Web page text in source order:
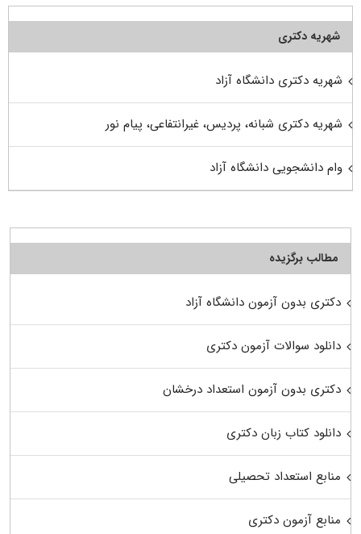
شهریه دکتری
شهریه دکتری دانشگاه آزاد
شهریه دکتری شبانه، پردیس، غیرانتفاعی، پیام نور
وام دانشجویی دانشگاه آزاد
مطالب برگزیده
دکتری بدون آزمون دانشگاه آزاد
دانلود سوالات آزمون دکتری
دکتری بدون آزمون استعداد درخشان
دانلود کتاب زبان دکتری
منابع استعداد تحصیلی
منابع آزمون دکتری